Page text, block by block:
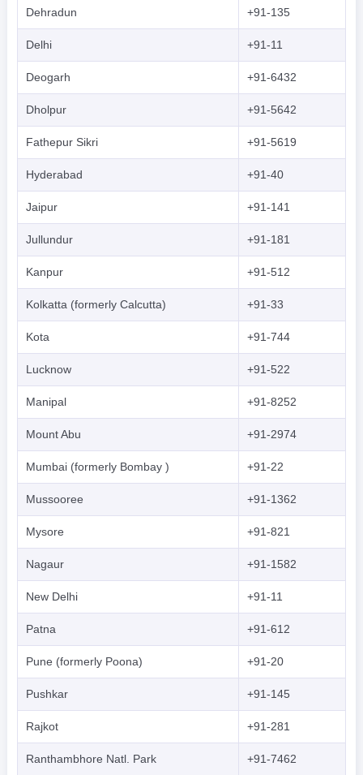
Dehradun +91-135
Delhi +91-11
Deogarh +91-6432
Dholpur +91-5642
Fathepur Sikri +91-5619
Hyderabad +91-40
Jaipur +91-141
Jullundur +91-181
Kanpur +91-512
Kolkatta (formerly Calcutta) +91-33
Kota +91-744
Lucknow +91-522
Manipal +91-8252
Mount Abu +91-2974
Mumbai (formerly Bombay ) +91-22
Mussooree +91-1362
Mysore +91-821
Nagaur +91-1582
New Delhi +91-11
Patna +91-612
Pune (formerly Poona) +91-20
Pushkar +91-145
Rajkot +91-281
Ranthambhore Natl. Park +91-7462